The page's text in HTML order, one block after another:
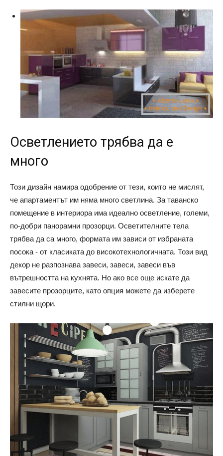
Осветлението трябва да е
много
Този дизайн намира одобрение от тези, които не мислят,
че апартаментът им няма много светлина. За таванско
помещение в интериора има идеално осветление, големи,
по-добри панорамни прозорци. Осветителните тела
трябва да са много, формата им зависи от избраната
посока - от класиката до високотехнологичната. Този вид
декор не разпознава завеси, завеси, завеси във
вътрешността на кухнята. Но ако все още искате да
завесите прозорците, като опция можете да изберете
стилни щори.